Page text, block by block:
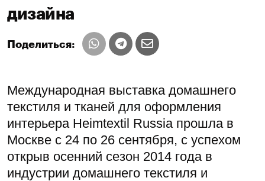
дизайна
Поделиться:
Международная выставка домашнего
текстиля и тканей для оформления
интерьера Heimtextil Russia прошла в
Москве с 24 по 26 сентября, с успехом
открыв осенний сезон 2014 года в
индустрии домашнего текстиля и